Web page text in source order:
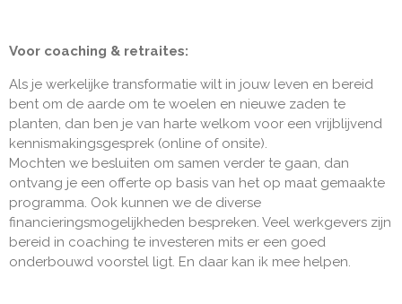
Voor coaching & retraites:
Als je werkelijke transformatie wilt in jouw leven en bereid
bent om de aarde om te woelen en nieuwe zaden te
planten, dan ben je van harte welkom voor een vrijblijvend
kennismakingsgesprek (online of onsite).
Mochten we besluiten om samen verder te gaan, dan
ontvang je een offerte op basis van het op maat gemaakte
programma. Ook kunnen we de diverse
financieringsmogelijkheden bespreken. Veel werkgevers zijn
bereid in coaching te investeren mits er een goed
onderbouwd voorstel ligt. En daar kan ik mee helpen.